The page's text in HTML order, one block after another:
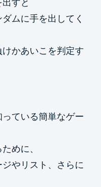
すと
ムに手を出してく
かあいこを判定す
ている簡単なゲー
めに、
やリスト、さらに